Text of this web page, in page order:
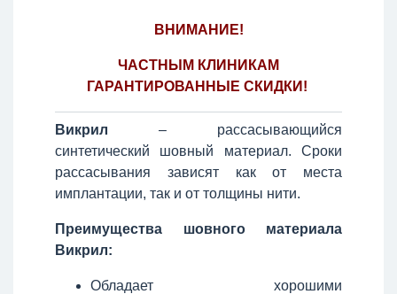
ВНИМАНИЕ!
ЧАСТНЫМ КЛИНИКАМ
ГАРАНТИРОВАННЫЕ СКИДКИ!
Викрил – рассасывающийся
синтетический шовный материал. Сроки
рассасывания зависят как от места
имплантации, так и от толщины нити.
Преимущества шовного материала
Викрил:
Обладает хорошими